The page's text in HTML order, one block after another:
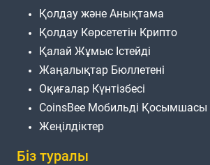
Қолдау және Анықтама
Қолдау Көрсететін Крипто
Қалай Жұмыс Істейді
Жаңалықтар Бюллетені
Оқиғалар Күнтізбесі
CoinsBee Мобильді Қосымшасы
Жеңілдіктер
Біз туралы